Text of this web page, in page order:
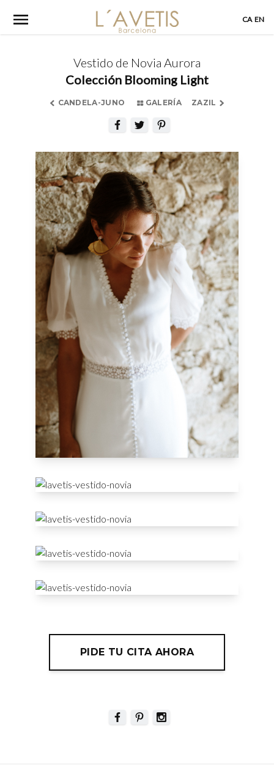
content
CA EN
Vestido de Novia Aurora
Colección Blooming Light
CANDELA-JUNO GALERÍA ZAZIL
PIDE TU CITA AHORA